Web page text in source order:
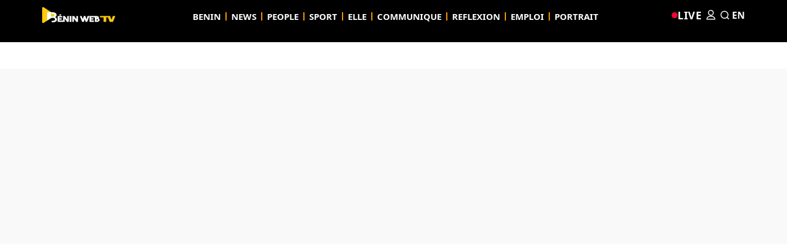
BENIN NEWS PEOPLE SPORT ELLE COMMUNIQUE REFLEXION EMPLOI PORTRAIT LIVE EN